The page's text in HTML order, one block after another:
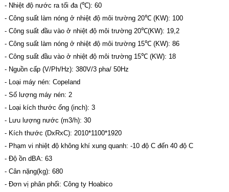
- Nhiệt độ nước ra tối đa (℃): 60
- Công suất làm nóng ở nhiệt độ môi trường 20℃ (KW): 100
- Công suất đầu vào ở nhiệt độ môi trường 20℃(KW): 19,2
- Công suất làm nóng ở nhiệt độ môi trường 15℃ (KW): 86
- Công suất đầu vào ở nhiệt độ môi trường 15℃ (KW): 18
- Nguồn cấp (V/Ph/Hz): 380V/3 pha/ 50Hz
- Loại máy nén: Copeland
- Số lượng máy nén: 2
- Loại kích thước ống (inch): 3
- Lưu lượng nước (m3/h): 30
- Kích thước (DxRxC): 2010*1100*1920
- Phạm vi nhiệt độ không khí xung quanh: -10 độ C đến 40 độ C
- Độ ồn dBA: 63
- Cân nặng(kg): 680
- Đơn vị phân phối: Công ty Hoabico